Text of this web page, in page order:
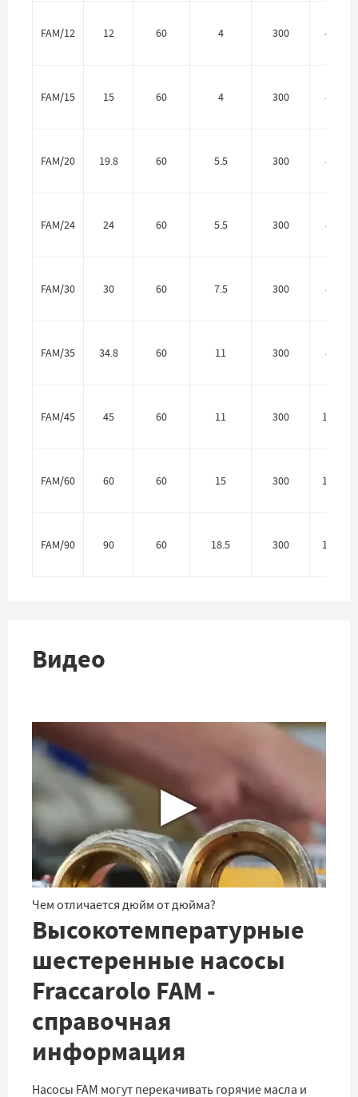
FAM/12 12 60 4 300 40 мм
FAM/15 15 60 4 300 80 мм
FAM/20 19.8 60 5.5 300 80 мм
FAM/24 24 60 5.5 300 80 мм
FAM/30 30 60 7.5 300 80 мм
FAM/35 34.8 60 11 300 80 мм
FAM/45 45 60 11 300 100 мм
FAM/60 60 60 15 300 100 мм
FAM/90 90 60 18.5 300 125 мм
Видео
▶
Чем отличается дюйм от дюйма?
Высокотемпературные
шестеренные насосы
Fraccarolo FAM -
справочная
информация
Насосы FAM могут перекачивать горячие масла и